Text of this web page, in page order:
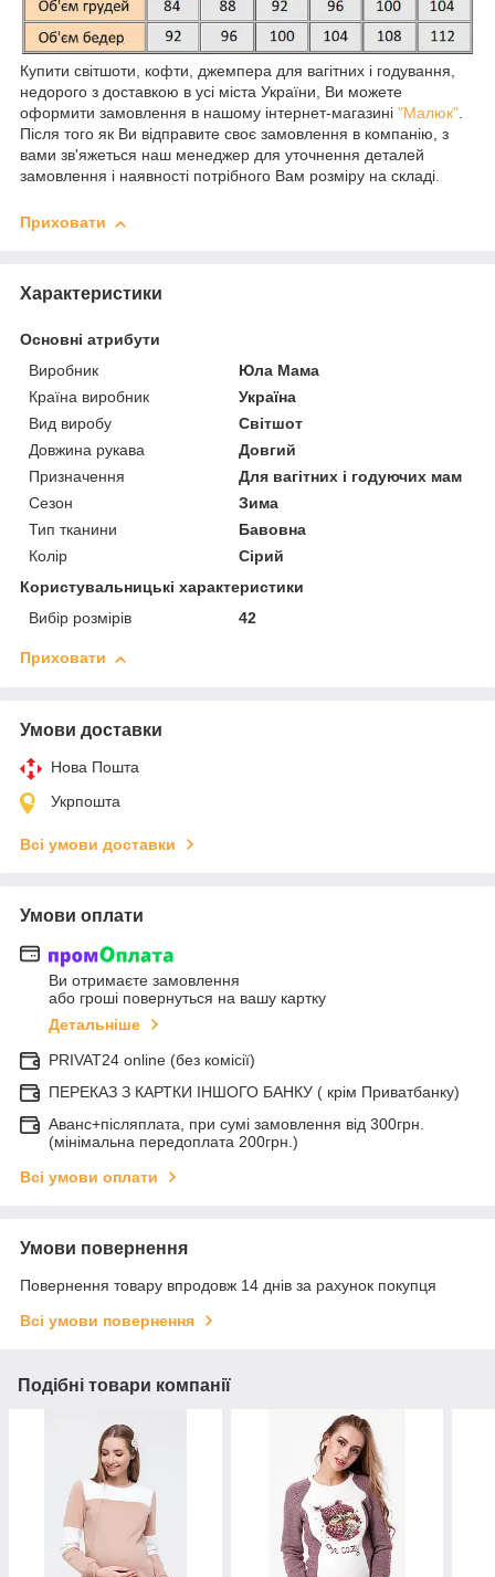
Купити світшоти, кофти, джемпера для вагітних і годування,
недорого з доставкою в усі міста України, Ви можете
оформити замовлення в нашому інтернет-магазині "Малюк".
Після того як Ви відправите своє замовлення в компанію, з
вами зв'яжеться наш менеджер для уточнення деталей
замовлення і наявності потрібного Вам розміру на складі.
Приховати
Характеристики
Основні атрибути
Виробник
Юла Мама
Країна виробник
Україна
Вид виробу
Світшот
Довжина рукава
Довгий
Призначення
Для вагітних і годуючих мам
Сезон
Зима
Тип тканини
Бавовна
Колір
Сірий
Користувальницькі характеристики
Вибір розмірів
42
Приховати
Умови доставки
Нова Пошта
Укрпошта
Всі умови доставки
Умови оплати
Ви отримаєте замовлення
або гроші повернуться на вашу картку
Детальніше
PRIVAT24 online (без комісії)
ПЕРЕКАЗ З КАРТКИ ІНШОГО БАНКУ ( крім Приватбанку)
Аванс+післяплата, при сумі замовлення від 300грн.
(мінімальна передоплата 200грн.)
Всі умови оплати
Умови повернення
Повернення товару впродовж 14 днів за рахунок покупця
Всі умови повернення
Подібні товари компанії